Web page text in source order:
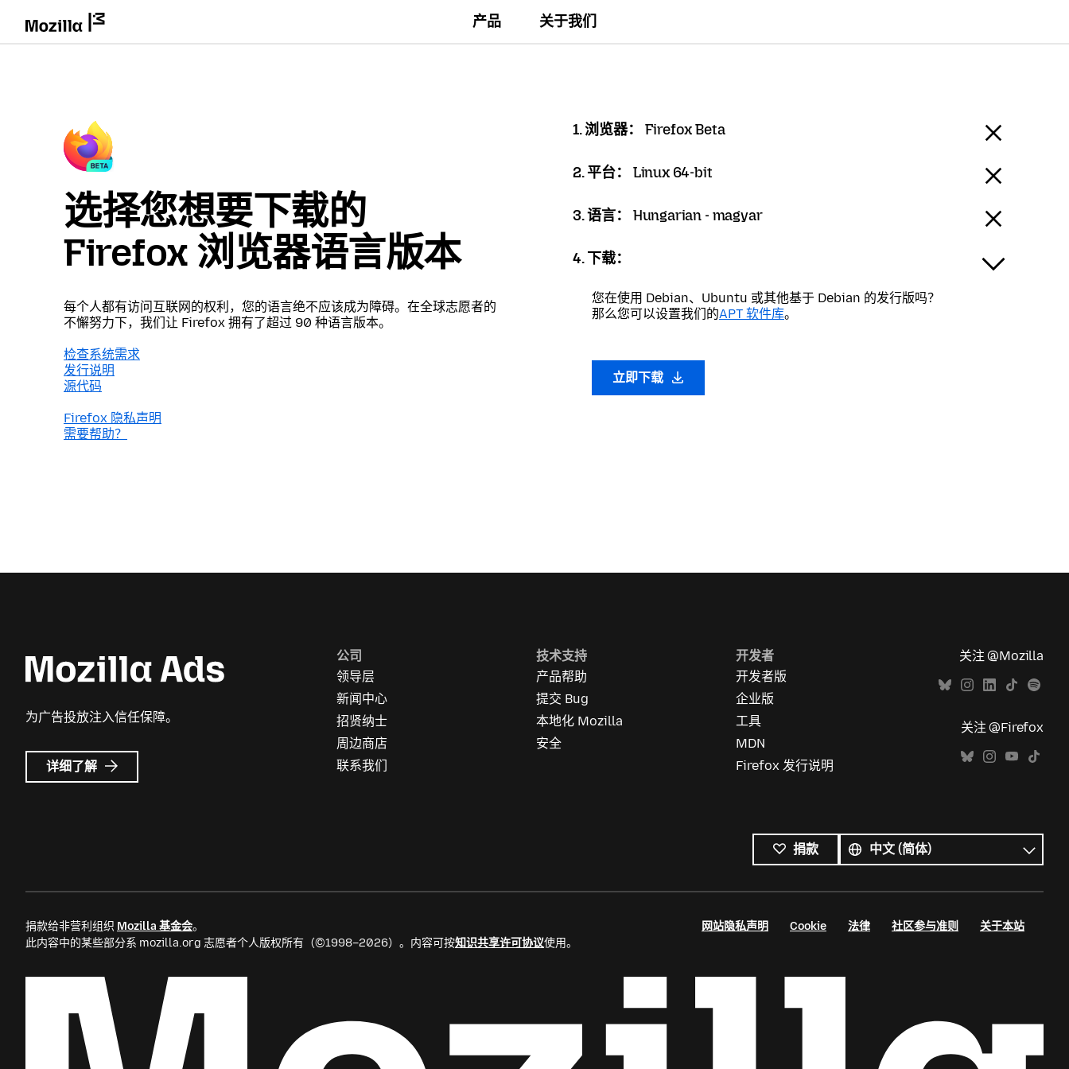
产品 关于我们
选择您想要下载的
Firefox 浏览器语言版本
每个人都有访问互联网的权利，您的语言绝不应该成为障碍。在全球志愿者的
不懈努力下，我们让 Firefox 拥有了超过 90 种语言版本。
检查系统需求
发行说明
源代码
Firefox 隐私声明
需要帮助？
1. 浏览器： Firefox Beta
2. 平台： Linux 64-bit
3. 语言： Hungarian - magyar
4. 下载：
您在使用 Debian、Ubuntu 或其他基于 Debian 的发行版吗？
那么您可以设置我们的APT 软件库。
立即下载
为广告投放注入信任保障。
详细了解 Mozilla
广
公司
领导层
新闻中心
招贤纳士
周边商店
联系我们
技术支持
产品帮助
提交 Bug
本地化 Mozilla
安全
开发者
开发者版
企业版
工具
MDN
Firefox 发行说明
关注 @Mozilla
关注 @Firefox
捐款
有
语
言
语
言
捐款给非营利组织 Mozilla 基金会。
此内容中的某些部分系 mozilla.org 志愿者个人版权所有（©1998–2026）。内容可按知识共享许可协议使用。
网站隐私声明 Cookie 法律 社区参与准则 关于本站